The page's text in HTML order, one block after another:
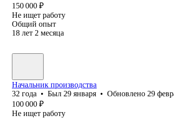
150 000 ₽
Не ищет работу
Общий опыт
18 лет 2 месяца
Начальник производства
32 года • Был 29 января • Обновлено 29
100 000 ₽
Не ищет работу